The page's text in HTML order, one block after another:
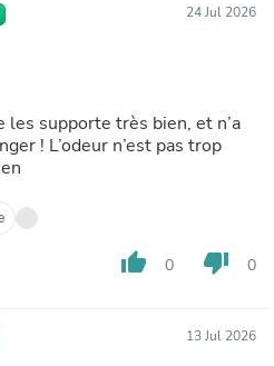
24 Jul 2026
les supporte très bien, et n’a
! L’odeur n’est pas trop
thumb_up 0 thumb_down 0
13 Jul 2026